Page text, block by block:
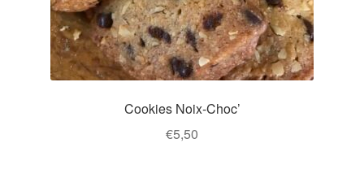
Cookies Noix-Choc’
€5,50